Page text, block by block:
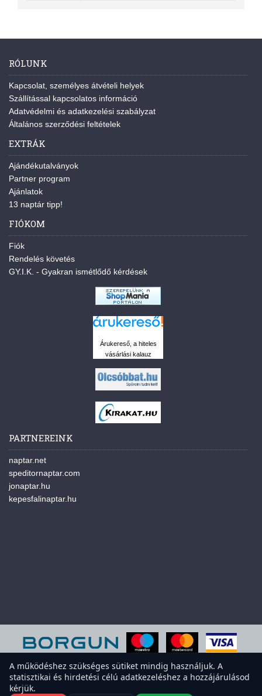
RÓLUNK
Kapcsolat, személyes átvételi helyek
Szállítással kapcsolatos információ
Adatvédelmi és adatkezelési szabályzat
Általános szerződési feltételek
EXTRÁK
Ajándékutalványok
Partner program
Ajánlatok
13 naptár tipp!
FIÓKOM
Fiók
Rendelés követés
GY.I.K. - Gyakran ismétlődő kérdések
Árukereső, a hiteles
vásárlási kalauz
PARTNEREINK
naptar.net
speditornaptar.com
jonaptar.hu
kepesfalinaptar.hu
A működéshez szükséges sütiket mindig használjuk. A
statisztikai és hirdetési célú adatkezeléshez a hozzájárulásod
kérjük.A weboldal sütiket használ a felhasználói élmény javítása érdekében.